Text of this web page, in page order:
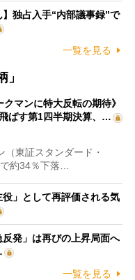
】独占入手“内部議事録”で
一覧を見る
クマンに特大反転の期待》
ばす第1四半期決算、…
東証スタンダード・
約34％下落…
」として再評価される気
発」は再びの上昇局面へ
一覧を見る